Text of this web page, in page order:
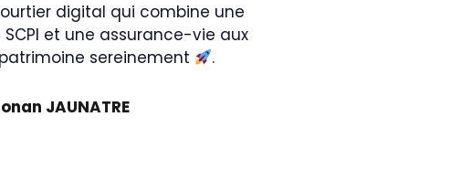
digital qui combine une
et une assurance-vie aux
sereinement
.
JAUNATRE